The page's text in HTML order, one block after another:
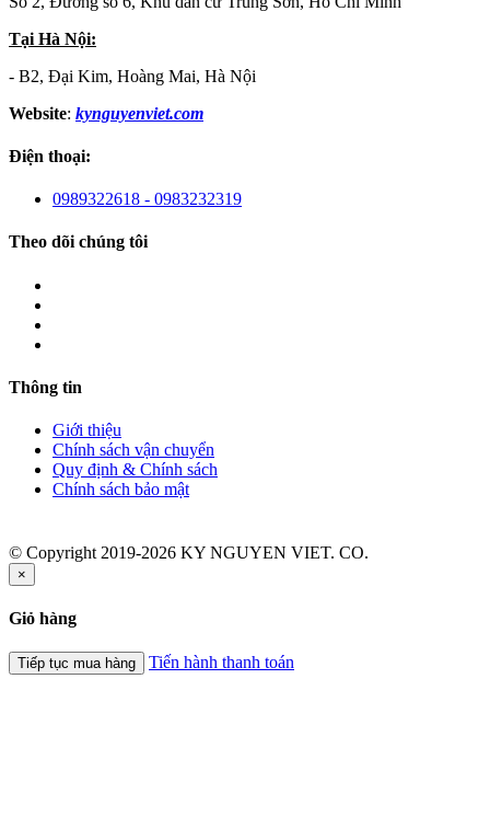
Tại Hà Nội:
- B2, Đại Kim, Hoàng Mai, Hà Nội
Website: kynguyenviet.com
Điện thoại:
0989322618 - 0983232319
Theo dõi chúng tôi
Thông tin
Giới thiệu
Chính sách vận chuyển
Quy định & Chính sách
Chính sách bảo mật
© Copyright 2019-2026 KY NGUYEN VIET. CO.
×
Giỏ hàng
Tiếp tục mua hàng Tiến hành thanh toán